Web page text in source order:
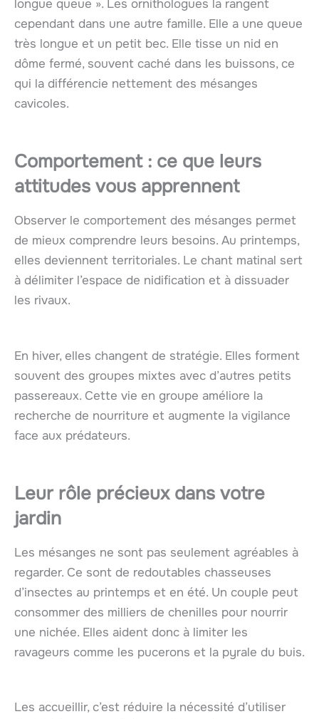
longue queue ». Les ornithologues la rangent
cependant dans une autre famille. Elle a une queue
très longue et un petit bec. Elle tisse un nid en
dôme fermé, souvent caché dans les buissons, ce
qui la différencie nettement des mésanges
cavicoles.
Comportement : ce que leurs
attitudes vous apprennent
Observer le comportement des mésanges permet
de mieux comprendre leurs besoins. Au printemps,
elles deviennent territoriales. Le chant matinal sert
à délimiter l’espace de nidification et à dissuader
les rivaux.
En hiver, elles changent de stratégie. Elles forment
souvent des groupes mixtes avec d’autres petits
passereaux. Cette vie en groupe améliore la
recherche de nourriture et augmente la vigilance
face aux prédateurs.
Leur rôle précieux dans votre
jardin
Les mésanges ne sont pas seulement agréables à
regarder. Ce sont de redoutables chasseuses
d’insectes au printemps et en été. Un couple peut
consommer des milliers de chenilles pour nourrir
une nichée. Elles aident donc à limiter les
ravageurs comme les pucerons et la pyrale du buis.
Les accueillir, c’est réduire la nécessité d’utiliser